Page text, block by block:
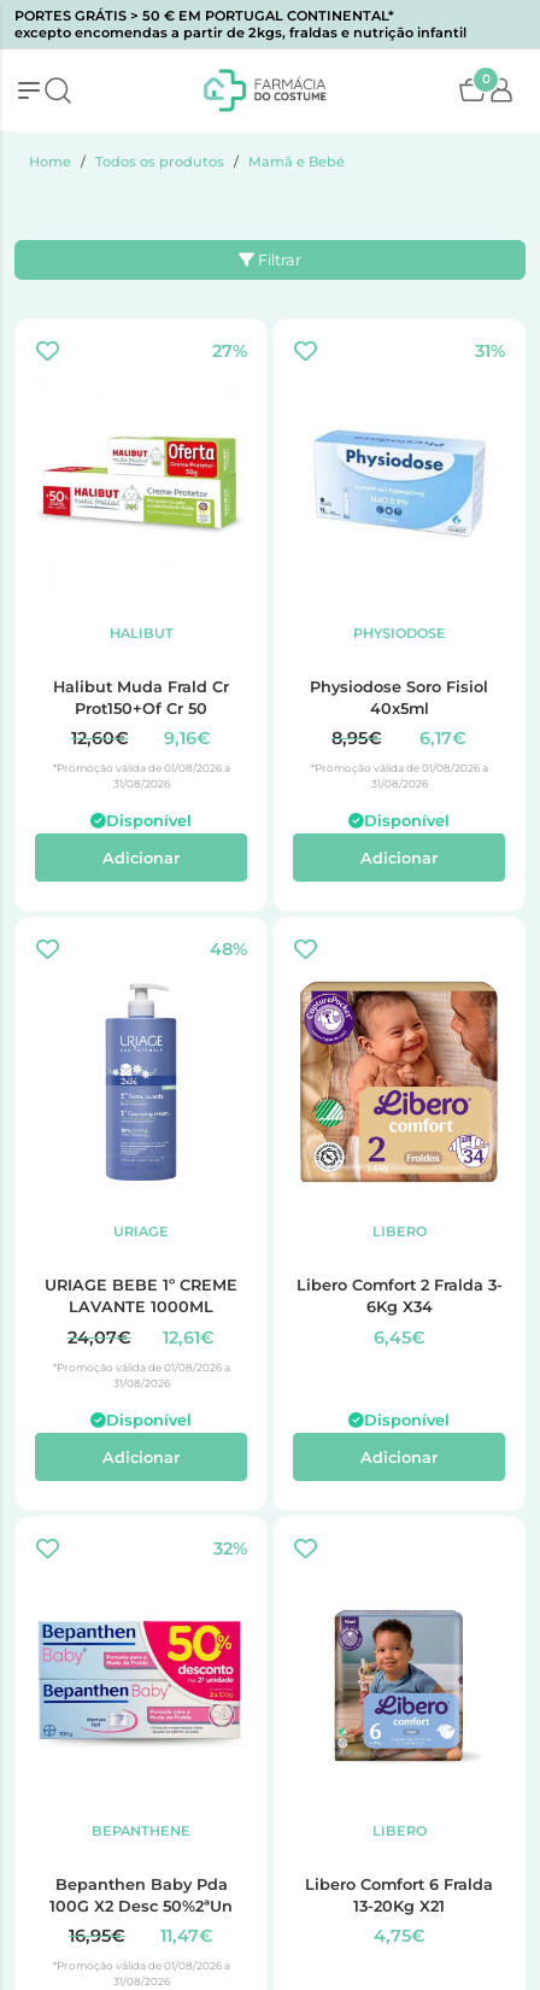
PORTES GRÁTIS > 50 € EM PORTUGAL CONTINENTAL*
excepto encomendas a partir de 2kgs, fraldas e nutrição infantil
0
Home Todos os produtos Mamã e Bebé
Filtrar
27%
HALIBUT
Halibut Muda Frald Cr
Prot150+Of Cr 50
12,60€ 9,16€
*Promoção válida de 01/08/2026 a
31/08/2026
Disponível
Adicionar
31%
PHYSIODOSE
Physiodose Soro Fisiol
40x5ml
8,95€ 6,17€
*Promoção válida de 01/08/2026 a
31/08/2026
Disponível
Adicionar
48%
URIAGE
URIAGE BEBE 1º CREME
LAVANTE 1000ML
24,07€ 12,61€
*Promoção válida de 01/08/2026 a
31/08/2026
Disponível
Adicionar
LIBERO
Libero Comfort 2 Fralda 3-
6Kg X34
6,45€
Disponível
Adicionar
32%
BEPANTHENE
Bepanthen Baby Pda
100G X2 Desc 50%2ªUn
16,95€ 11,47€
*Promoção válida de 01/08/2026 a
31/08/2026
LIBERO
Libero Comfort 6 Fralda
13-20Kg X21
4,75€